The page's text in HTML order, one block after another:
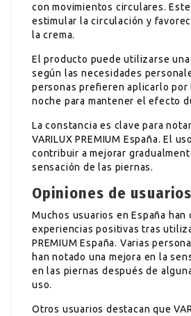
con movimientos circulares. Este
estimular la circulación y
la crema.
El producto puede utilizarse una
según las necesidades
personas prefieren aplicarlo por
noche para mantener el efecto
La constancia es clave para
VARILUX PREMIUM España. El
contribuir a mejorar
sensación de las piernas.
Opiniones de
Muchos usuarios en España han
experiencias positivas tras
PREMIUM España. Varias
han notado una mejora en la
en las piernas después de
uso.
Otros usuarios destacan que